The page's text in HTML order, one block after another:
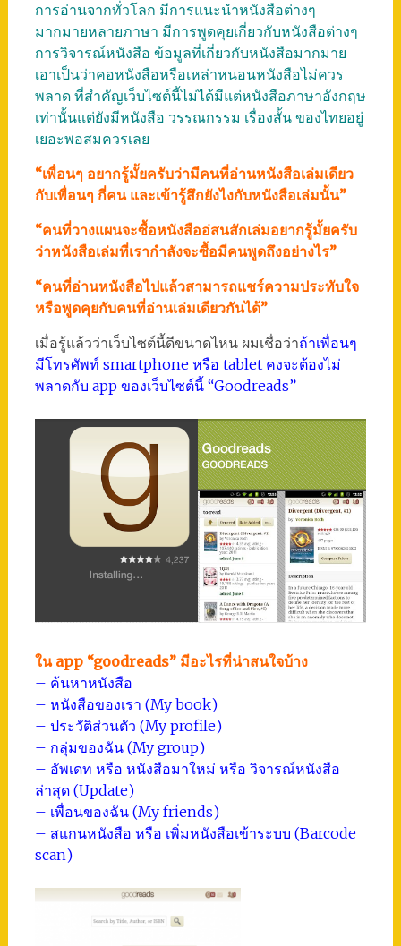
การอ่านจากทั่วโลก มีการแนะนำหนังสือต่างๆ
มากมายหลายภาษา มีการพูดคุยเกี่ยวกับหนังสือต่างๆ
การวิจารณ์หนังสือ ข้อมูลที่เกี่ยวกับหนังสือมากมาย
เอาเป็นว่าคอหนังสือหรือเหล่าหนอนหนังสือไม่ควร
พลาด ที่สำคัญเว็บไซต์นี้ไม่ได้มีแต่หนังสือภาษาอังกฤษ
เท่านั้นแต่ยังมีหนังสือ วรรณกรรม เรื่องสั้น ของไทยอยู่
เยอะพอสมควรเลย
“เพื่อนๆ อยากรู้มั้ยครับว่ามีคนที่อ่านหนังสือเล่มเดียว
กับเพื่อนๆ กี่คน และเข้ารู้สึกยังไงกับหนังสือเล่มนั้น”
“คนที่วางแผนจะซื้อหนังสืออ่สนสักเล่มอยากรู้มั้ยครับ
ว่าหนังสือเล่มที่เรากำลังจะซื้อมีคนพูดถึงอย่างไร”
“คนที่อ่านหนังสือไปแล้วสามารถแชร์ความประทับใจ
หรือพูดคุยกับคนที่อ่านเล่มเดียวกันได้”
เมื่อรู้แล้วว่าเว็บไซต์นี้ดีขนาดไหน ผมเชื่อว่าถ้าเพื่อนๆ
มีโทรศัพท์ smartphone หรือ tablet คงจะต้องไม่
พลาดกับ app ของเว็บไซต์นี้ “Goodreads”
ใน app “goodreads” มีอะไรที่น่าสนใจบ้าง
– ค้นหาหนังสือ
– หนังสือของเรา (My book)
– ประวัติส่วนตัว (My profile)
– กลุ่มของฉัน (My group)
– อัพเดท หรือ หนังสือมาใหม่ หรือ วิจารณ์หนังสือ
ล่าสุด (Update)
– เพื่อนของฉัน (My friends)
– สแกนหนังสือ หรือ เพิ่มหนังสือเข้าระบบ (Barcode
scan)